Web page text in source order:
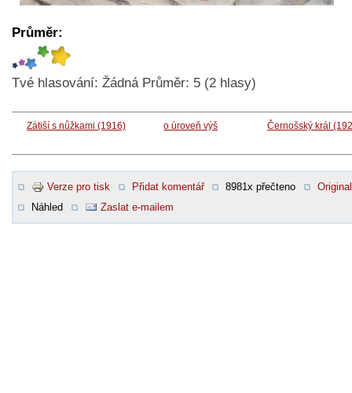
Průměr:
Tvé hlasování: Žádná Průměr: 5 (2 hlasy)
Zátiší s nůžkami (1916) o úroveň výš Černošský král
Verze pro tisk Přidat komentář 8981x přečteno
Original
Náhled
Zaslat e-mailem